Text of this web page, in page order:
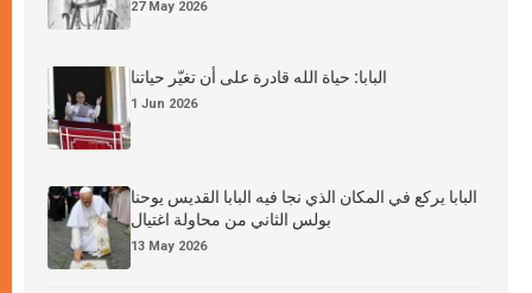
27 May 2026
البابا: حياة الله قادرة على أن تغيّر حياتنا
1 Jun 2026
البابا يركع في المكان الذي نجا فيه البابا القديس يوحنا
بولس الثاني من محاولة اغتيال
13 May 2026